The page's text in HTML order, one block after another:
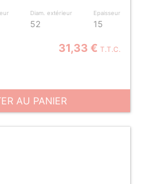
Diam. extérieur
52
Epaisseur
15
31,33 € T.T.C.
AU PANIER